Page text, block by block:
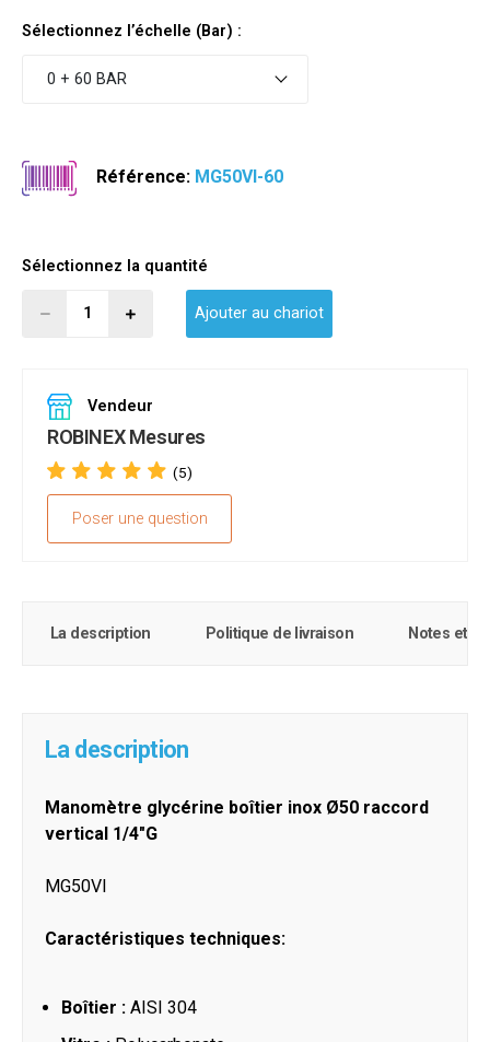
Sélectionnez l’échelle (Bar) :
0 + 60 BAR
Référence: MG50VI-60
Sélectionnez la quantité
Ajouter au chariot
Vendeur
ROBINEX Mesures
(5)
Poser une question
La description Politique de livraison Notes et
La description
Manomètre glycérine boîtier inox Ø50 raccord
vertical 1/4"G
MG50VI
Caractéristiques techniques:
Boîtier : AISI 304